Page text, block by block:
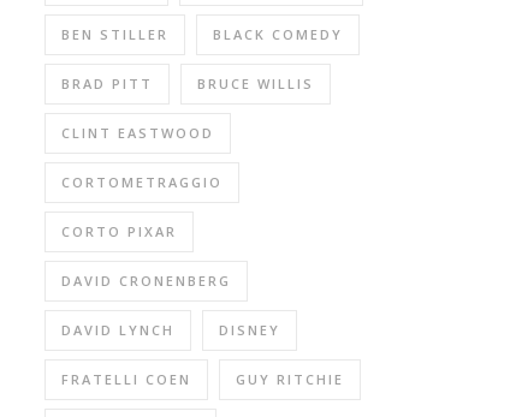
BEN STILLER BLACK COMEDY
BRAD PITT BRUCE WILLIS
CLINT EASTWOOD
CORTOMETRAGGIO
CORTO PIXAR
DAVID CRONENBERG
DAVID LYNCH DISNEY
FRATELLI COEN GUY RITCHIE